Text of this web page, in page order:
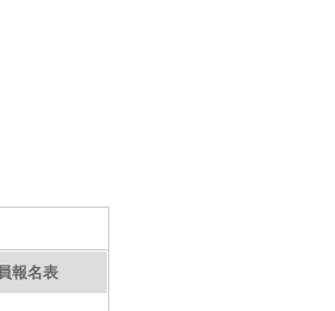
報名表